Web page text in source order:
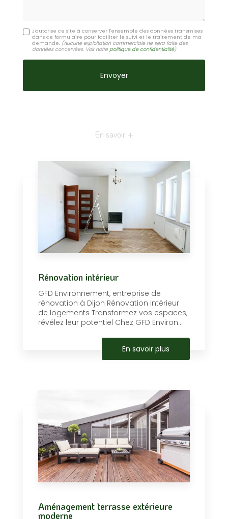
J'autorise ce site à conserver l'ensemble des données transmises
dans ce formulaire pour faciliter le suivi et le traitement de ma
demande. (Aucune exploitation commerciale ne sera faite des
données concervées. Voir notrepolitique de confidentialité)
En savoir +
Rénovation intérieur
GFD Environnement, entreprise de
rénovation à Dijon Rénovation intérieur
de logements Transformez vos espaces,
révélez leur potentiel Chez GFD Environ...
En savoir plus
Aménagement terrasse extérieure
moderne